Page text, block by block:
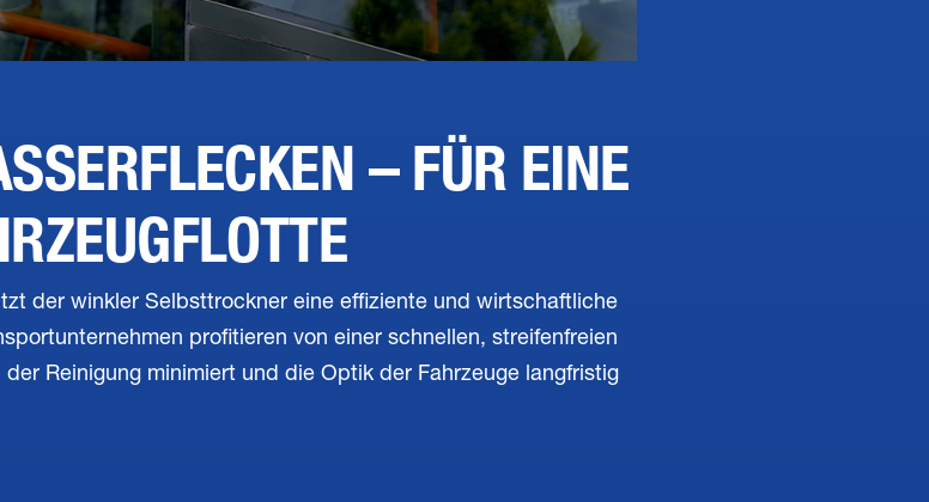
– FÜR EINE
der winkler Selbsttrockner eine effiziente und wirtschaftliche
profitieren von einer schnellen, streifenfreien
Reinigung minimiert und die Optik der Fahrzeuge langfristig